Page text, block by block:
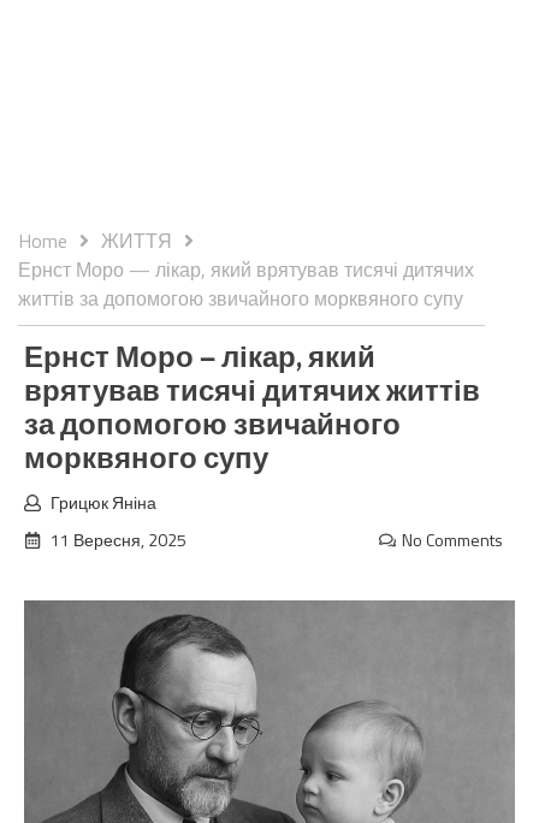
Home
ЖИТТЯ
Ернст Моро — лікар, який врятував тисячі дитячих
життів за допомогою звичайного морквяного супу
Ернст Моро — лікар, який
врятував тисячі дитячих життів
за допомогою звичайного
морквяного супу
Грицюк Яніна
11 Вересня, 2025
No Comments